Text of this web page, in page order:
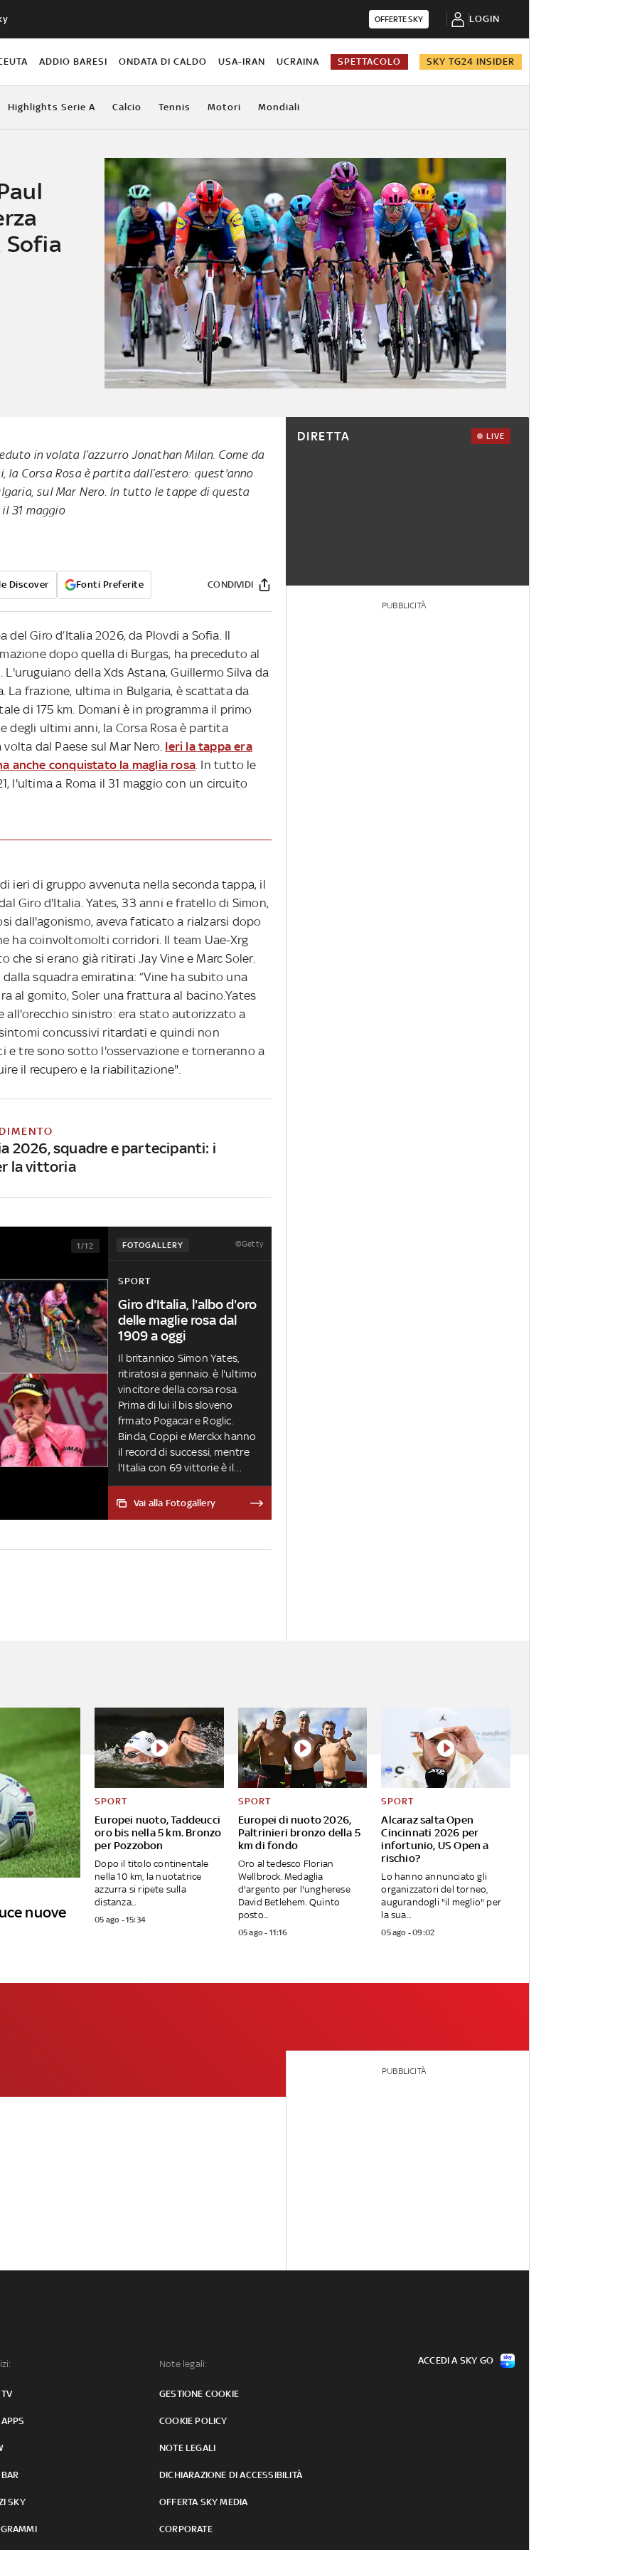
OFFERTE SKY LOGIN
ADDIO BARESI ONDATA DI CALDO USA-IRAN UCRAINA SPETTACOLO SKY TG24 INSIDER
Highlights Serie A Calcio Tennis Motori Mondiali
Sofia
in volata l’azzurro Jonathan Milan. Come da
Corsa Rosa è partita dall’estero: quest'anno
sul Mar Nero. In tutto le tappe di questa
31 maggio
Discover Fonti Preferite CONDIVIDI
Giro d’Italia 2026, da Plovdi a Sofia. Il
dopo quella di Burgas, ha preceduto al
della Xds Astana, Guillermo Silva da
La frazione, ultima in Bulgaria, è scattata da
di 175 km. Domani è in programma il primo
degli ultimi anni, la Corsa Rosa è partita
dal Paese sul Mar Nero. Ieri la tappa era
anche conquistato la maglia rosa. In tutto le
l'ultima a Roma il 31 maggio con un circuito
ieri di gruppo avvenuta nella seconda tappa, il
Giro d'Italia. Yates, 33 anni e fratello di Simon,
dall'agonismo, aveva faticato a rialzarsi dopo
ha coinvoltomolti corridori. Il team Uae-Xrg
che si erano già ritirati Jay Vine e Marc Soler.
squadra emiratina: “Vine ha subito una
al gomito, Soler una frattura al bacino.Yates
all'orecchio sinistro: era stato autorizzato a
concussivi ritardati e quindi non
e tre sono sotto l'osservazione e torneranno a
il recupero e la riabilitazione".
2026, squadre e partecipanti: i
la vittoria
FOTOGALLERY ©Getty
1/12
SPORT
Giro d'Italia, l'albo d'oro
delle maglie rosa dal
1909 a oggi
Il britannico Simon Yates,
ritiratosi a gennaio. è l'ultimo
vincitore della corsa rosa.
Prima di lui il bis sloveno
frmato Pogacar e Roglic.
Binda, Coppi e Merckx hanno
il record di successi, mentre
l'Italia con 69 vittorie è il
Paese con più allori
nonostante l'ultimo trionfo
Vai alla Fotogallery
DIRETTA LIVE
PUBBLICITÀ
nuove
Europei nuoto, Taddeucci
oro bis nella 5 km. Bronzo
per Pozzobon
SPORT
Dopo il titolo continentale
nella 10 km, la nuotatrice
azzurra si ripete sulla
distanza...
05 ago - 15:34
Europei di nuoto 2026,
Paltrinieri bronzo della 5
km di fondo
SPORT
Oro al tedesco Florian
Wellbrock. Medaglia
d'argento per l'ungherese
David Betlehem. Quinto
posto...
05 ago - 11:16
Alcaraz salta Open
Cincinnati 2026 per
infortunio, US Open a
rischio?
SPORT
Lo hanno annunciato gli
organizzatori del torneo,
augurandogli "il meglio" per
la sua...
05 ago - 09:02
PUBBLICITÀ
SKY
Note legali:
GESTIONE COOKIE
COOKIE POLICY
NOTE LEGALI
DICHIARAZIONE DI ACCESSIBILITÀ
OFFERTA SKY MEDIA
CORPORATE
ACCEDI A SKY GO